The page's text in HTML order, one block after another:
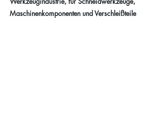
Maschinenkomponenten und Verschleißteile